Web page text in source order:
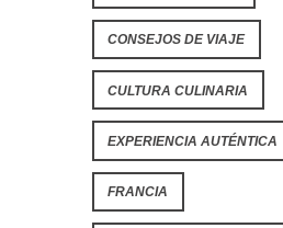
CONSEJOS DE VIAJE
CULTURA CULINARIA
EXPERIENCIA AUTÉNTICA
FRANCIA